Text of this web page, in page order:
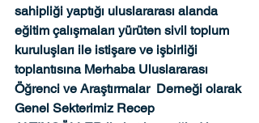
sahipliği yaptığı uluslararası alanda
eğitim çalışmaları yürüten sivil toplum
kuruluşları ile istişare ve işbirliği
toplantısına Merhaba Uluslararası
Öğrenci ve Araştırmalar  Derneği olarak
Genel Sekterimiz Recep